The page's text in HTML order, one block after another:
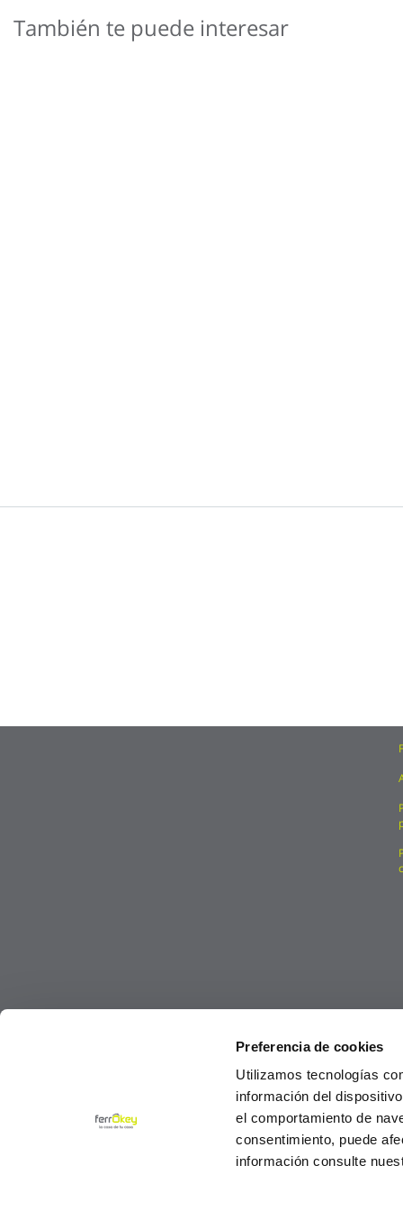
Preferencia de cookies
Utilizamos tecnologías
información del
el comportamiento de
consentimiento, puede
información consulte
de
También te puede interesar